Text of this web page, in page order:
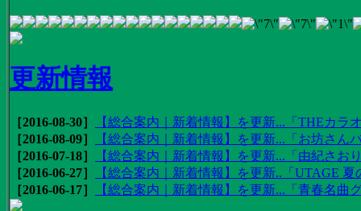
更新情報
［2016-08-30］
【総合案内｜新着情報】を更新...「THEカ
［2016-08-09］
【総合案内｜新着情報】を更新...「お坊さ
［2016-07-18］
【総合案内｜新着情報】を更新...「由紀さお
［2016-06-27］
【総合案内｜新着情報】を更新..「UTAGE
［2016-06-17］
【総合案内｜新着情報】を更新...「青春名